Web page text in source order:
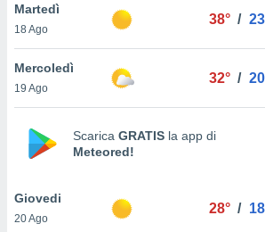
il
un
la
nella
Martedì
18 Ago
38° /
Mercoledì
19 Ago
32° /
Scarica GRATIS la app di
Meteored!
Giovedi
20 Ago
28° /